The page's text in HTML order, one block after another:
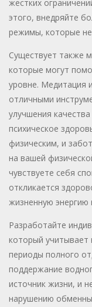
жестких
этого, внедряйте
режимы, которые
Существует также
которые могут
уровне. Медитация
отличными
улучшения
психическое
физическим, и
на вашей
чувствуете себя
откликается
жизненную энергию
Разработайте
который учитывает
периоды полного
поддержание
источник жизни, и
нарушению